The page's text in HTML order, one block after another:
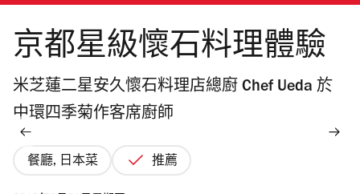
京都星級懷石料理體驗
米芝蓮二星安久懷石料理店總廚 Chef Ueda 於
中環四季菊作客席廚師
餐廳, 日本菜 推薦